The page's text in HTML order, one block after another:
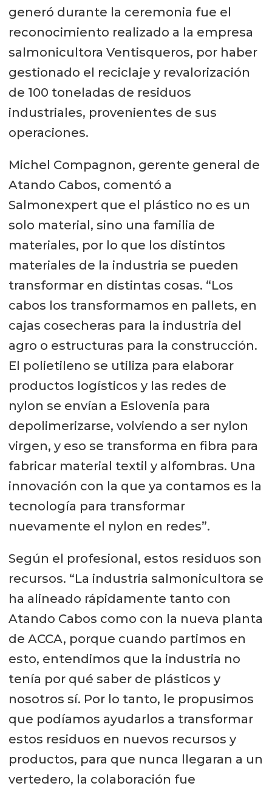
generó durante la ceremonia fue el
reconocimiento realizado a la empresa
salmonicultora Ventisqueros, por haber
gestionado el reciclaje y revalorización
de 100 toneladas de residuos
industriales, provenientes de sus
operaciones.
Michel Compagnon, gerente general de
Atando Cabos, comentó a
Salmonexpert que el plástico no es un
solo material, sino una familia de
materiales, por lo que los distintos
materiales de la industria se pueden
transformar en distintas cosas. “Los
cabos los transformamos en pallets, en
cajas cosecheras para la industria del
agro o estructuras para la construcción.
El polietileno se utiliza para elaborar
productos logísticos y las redes de
nylon se envían a Eslovenia para
depolimerizarse, volviendo a ser nylon
virgen, y eso se transforma en fibra para
fabricar material textil y alfombras. Una
innovación con la que ya contamos es la
tecnología para transformar
nuevamente el nylon en redes”.
Según el profesional, estos residuos son
recursos. “La industria salmonicultora se
ha alineado rápidamente tanto con
Atando Cabos como con la nueva planta
de ACCA, porque cuando partimos en
esto, entendimos que la industria no
tenía por qué saber de plásticos y
nosotros sí. Por lo tanto, le propusimos
que podíamos ayudarlos a transformar
estos residuos en nuevos recursos y
productos, para que nunca llegaran a un
vertedero, la colaboración fue